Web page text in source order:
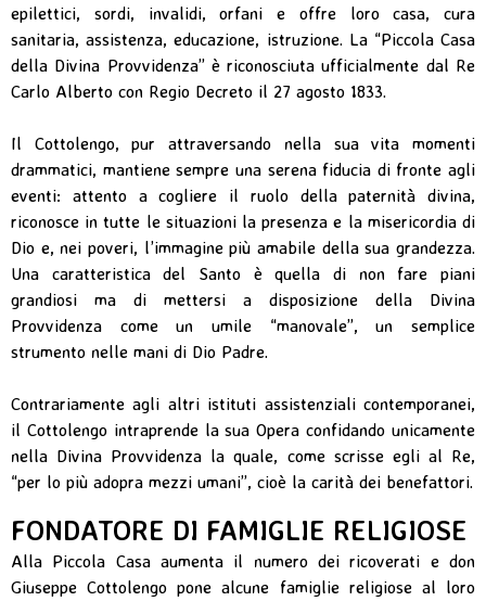
epilettici, sordi, invalidi, orfani e offre loro casa, cura
sanitaria, assistenza, educazione, istruzione. La “Piccola Casa
della Divina Provvidenza” è riconosciuta ufficialmente dal Re
Carlo Alberto con Regio Decreto il 27 agosto 1833.
Il Cottolengo, pur attraversando nella sua vita momenti
drammatici, mantiene sempre una serena fiducia di fronte agli
eventi: attento a cogliere il ruolo della paternità divina,
riconosce in tutte le situazioni la presenza e la misericordia di
Dio e, nei poveri, l’immagine più amabile della sua grandezza.
Una caratteristica del Santo è quella di non fare piani
grandiosi ma di mettersi a disposizione della Divina
Provvidenza come un umile “manovale”, un semplice
strumento nelle mani di Dio Padre.
Contrariamente agli altri istituti assistenziali contemporanei,
il Cottolengo intraprende la sua Opera confidando unicamente
nella Divina Provvidenza la quale, come scrisse egli al Re,
“per lo più adopra mezzi umani”, cioè la carità dei benefattori.
FONDATORE DI FAMIGLIE RELIGIOSE
Alla Piccola Casa aumenta il numero dei ricoverati e don
Giuseppe Cottolengo pone alcune famiglie religiose al loro